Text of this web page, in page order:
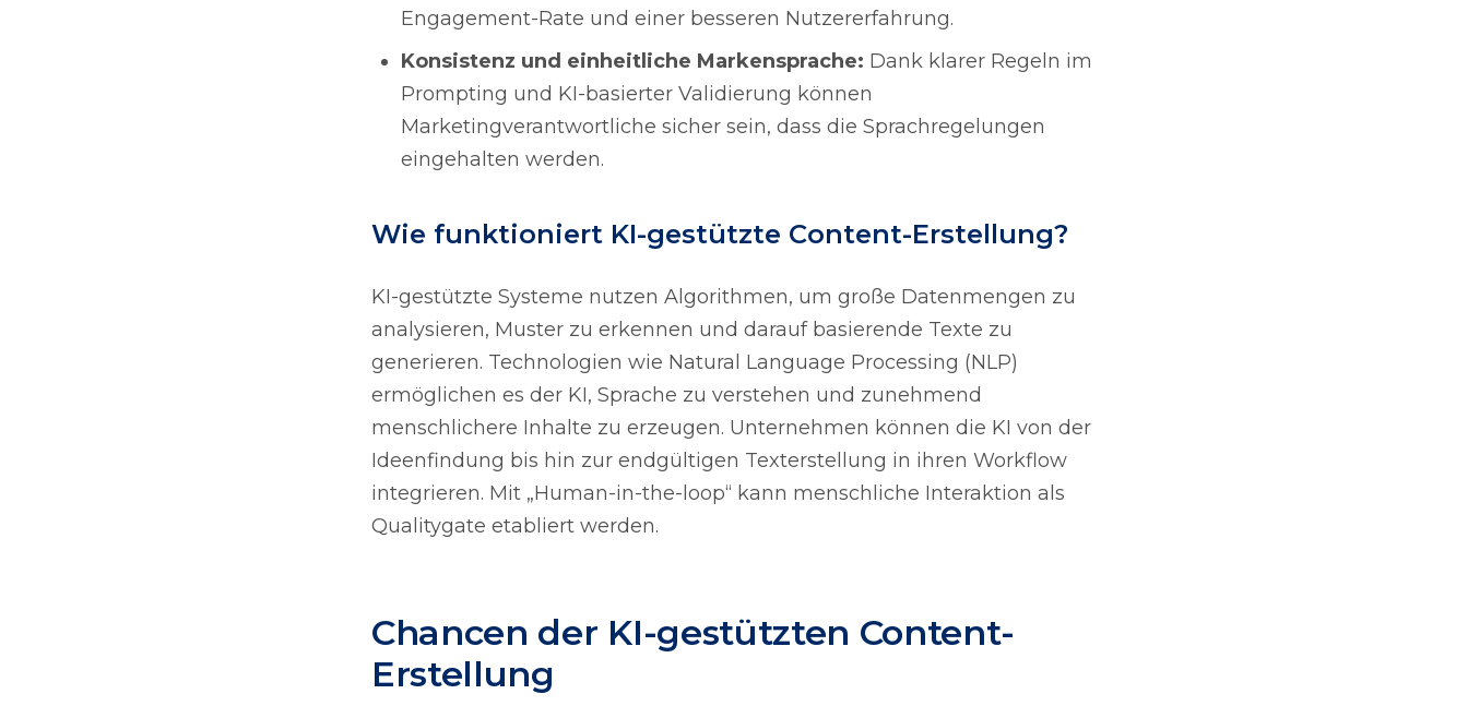
Engagement-Rate und einer besseren Nutzererfahrung.
Konsistenz und einheitliche Markensprache: Dank klarer Regeln im
Prompting und KI-basierter Validierung können
Marketingverantwortliche sicher sein, dass die Sprachregelungen
eingehalten werden.
Wie funktioniert KI-gestützte Content-Erstellung?
KI-gestützte Systeme nutzen Algorithmen, um große Datenmengen zu
analysieren, Muster zu erkennen und darauf basierende Texte zu
generieren. Technologien wie Natural Language Processing (NLP)
ermöglichen es der KI, Sprache zu verstehen und zunehmend
menschlichere Inhalte zu erzeugen. Unternehmen können die KI von der
Ideenfindung bis hin zur endgültigen Texterstellung in ihren Workflow
integrieren. Mit „Human-in-the-loop“ kann menschliche Interaktion als
Qualitygate etabliert werden.
Chancen der KI-gestützten Content-
Erstellung